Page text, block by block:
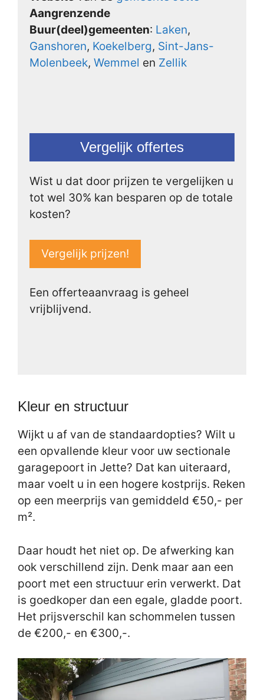
Aangrenzende
Buur(deel)gemeenten: Laken,
Ganshoren, Koekelberg, Sint-Jans-
Molenbeek, Wemmel en Zellik
Vergelijk offertes
Wist u dat door prijzen te vergelijken u
tot wel 30% kan besparen op de totale
kosten?
Vergelijk prijzen!
Een offerteaanvraag is geheel
vrijblijvend.
Kleur en structuur
Wijkt u af van de standaardopties? Wilt u
een opvallende kleur voor uw sectionale
garagepoort in Jette? Dat kan uiteraard,
maar voelt u in een hogere kostprijs. Reken
op een meerprijs van gemiddeld €50,- per
m².
Daar houdt het niet op. De afwerking kan
ook verschillend zijn. Denk maar aan een
poort met een structuur erin verwerkt. Dat
is goedkoper dan een egale, gladde poort.
Het prijsverschil kan schommelen tussen
de €200,- en €300,-.